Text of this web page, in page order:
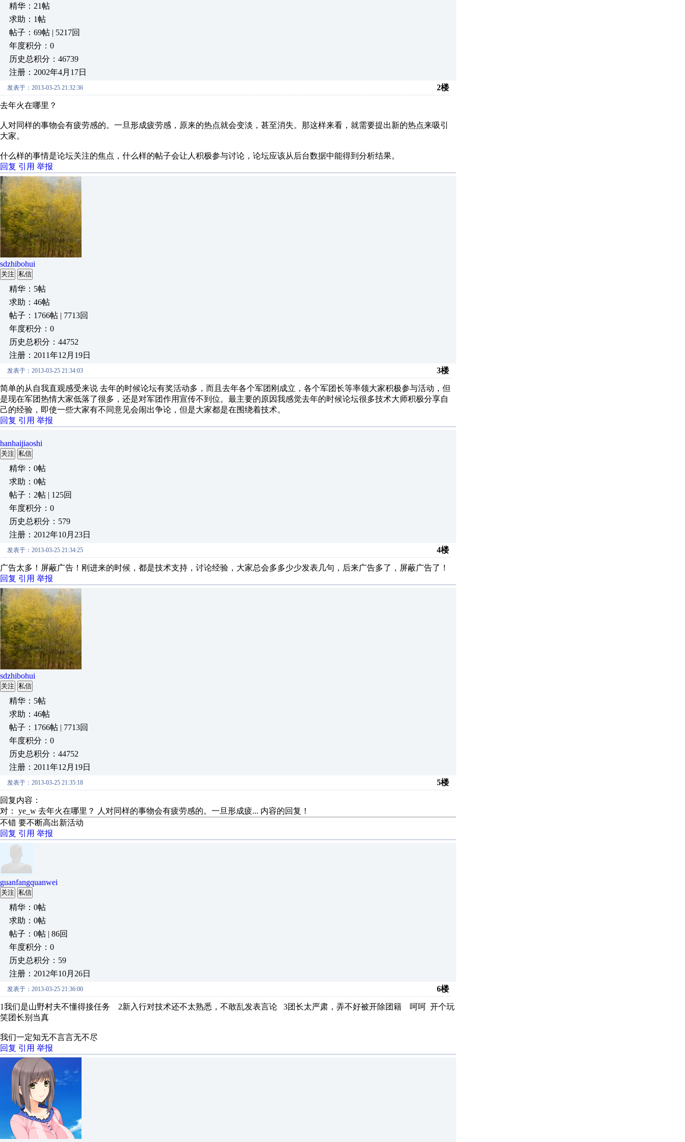
精华：21帖
求助：1帖
帖子：69帖 | 5217回
年度积分：0
历史总积分：46739
注册：2002年4月17日
发表于：2013-03-25 21:32:36 2楼
去年火在哪里？
人对同样的事物会有疲劳感的。一旦形成疲劳感，原来的热点就会变淡，甚至消失。那这样来看，就需要提出新的热点来吸引
大家。
什么样的事情是论坛关注的焦点，什么样的帖子会让人积极参与讨论，论坛应该从后台数据中能得到分析结果。
回复 引用 举报
sdzhibohui
关注 私信
精华：5帖
求助：46帖
帖子：1766帖 | 7713回
年度积分：0
历史总积分：44752
注册：2011年12月19日
发表于：2013-03-25 21:34:03 3楼
简单的从自我直观感受来说 去年的时候论坛有奖活动多，而且去年各个军团刚成立，各个军团长等率领大家积极参与活动，但
是现在军团热情大家低落了很多，还是对军团作用宣传不到位。最主要的原因我感觉去年的时候论坛很多技术大师积极分享自
己的经验，即使一些大家有不同意见会闹出争论，但是大家都是在围绕着技术。
回复 引用 举报
hanhaijiaoshi
关注 私信
精华：0帖
求助：0帖
帖子：2帖 | 125回
年度积分：0
历史总积分：579
注册：2012年10月23日
发表于：2013-03-25 21:34:25 4楼
广告太多！屏蔽广告！刚进来的时候，都是技术支持，讨论经验，大家总会多多少少发表几句，后来广告多了，屏蔽广告了！
回复 引用 举报
sdzhibohui
关注 私信
精华：5帖
求助：46帖
帖子：1766帖 | 7713回
年度积分：0
历史总积分：44752
注册：2011年12月19日
发表于：2013-03-25 21:35:18 5楼
回复内容：
对： ye_w 去年火在哪里？ 人对同样的事物会有疲劳感的。一旦形成疲... 内容的回复！
不错 要不断高出新活动
回复 引用 举报
guanfangquanwei
关注 私信
精华：0帖
求助：0帖
帖子：0帖 | 86回
年度积分：0
历史总积分：59
注册：2012年10月26日
发表于：2013-03-25 21:36:00 6楼
1我们是山野村夫不懂得接任务 2新入行对技术还不太熟悉，不敢乱发表言论 3团长太严肃，弄不好被开除团籍 呵呵 开个玩
笑团长别当真
我们一定知无不言言无不尽
回复 引用 举报